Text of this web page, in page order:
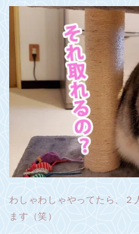
わしゃわしゃやってたら、２
ます（笑）